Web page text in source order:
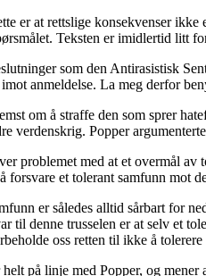
er at rettslige konsekvenser
Teksten er imidlertid litt
som den Antirasistisk
anmeldelse. La meg derfor
om å straffe den som sprer
verdenskrig. Popper
problemet med at et overmål
forsvare et tolerant samfunn mot
er således alltid sårbart for
til denne trusselen er at selv et
oss retten til ikke å tolerere
på linje med Popper, og